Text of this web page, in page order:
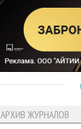
АРХИВ ЖУРНАЛОВ